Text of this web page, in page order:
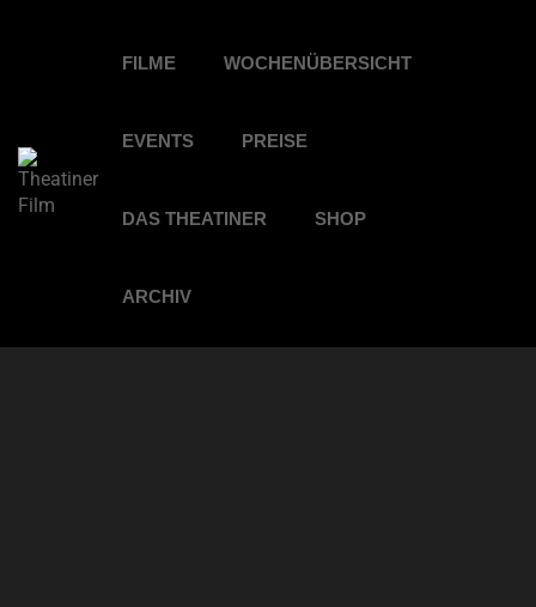
FILME WOCHENÜBERSICHT
EVENTS PREISE
DAS THEATINER SHOP
ARCHIV